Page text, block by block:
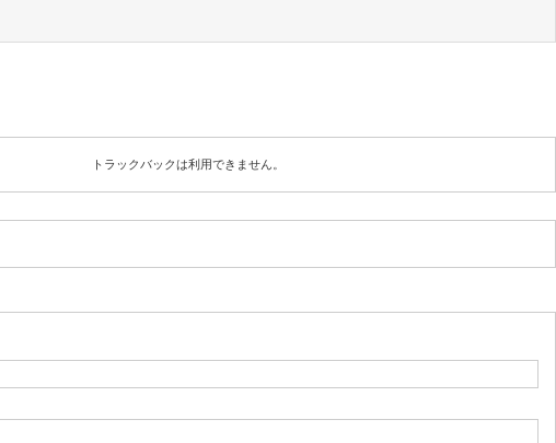
トラックバックは利用できません。